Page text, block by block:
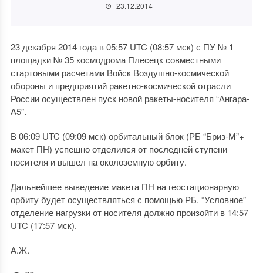
23.12.2014
23 декабря 2014 года в 05:57 UTC (08:57 мск) с ПУ № 1
площадки № 35 космодрома Плесецк совместными
стартовыми расчетами Войск Воздушно-космической
обороны и предприятий ракетно-космической отрасли
России осуществлен пуск новой ракеты-носителя “Ангара-
А5”.
В 06:09 UTC (09:09 мск) орбитальный блок (РБ “Бриз-М”+
макет ПН) успешно отделился от последней ступени
носителя и вышел на околоземную орбиту.
Дальнейшее выведение макета ПН на геостационарную
орбиту будет осуществляться с помощью РБ. “Условное”
отделение нагрузки от носителя должно произойти в 14:57
UTC (17:57 мск).
А.Ж.